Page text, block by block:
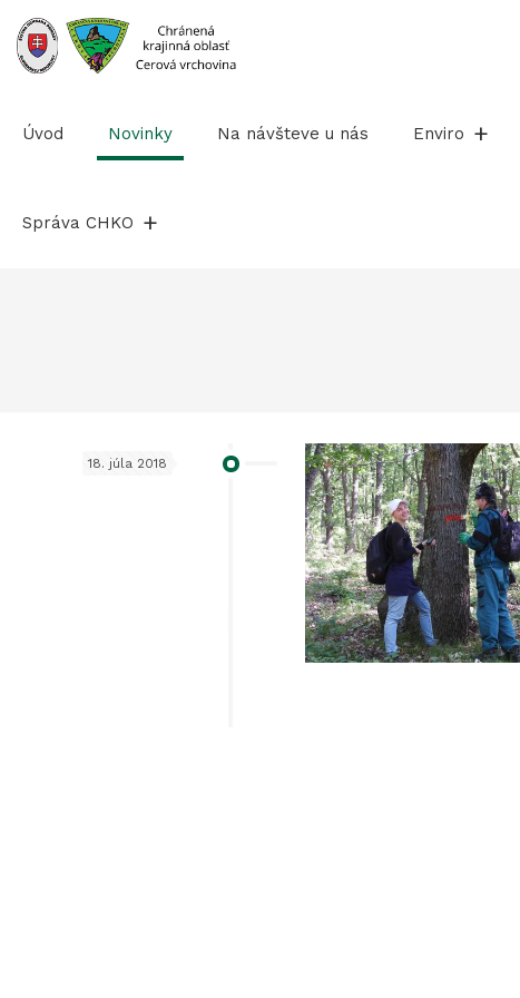
na
obsah
Úvod Novinky Na návšteve u nás Enviro
Správa CHKO
18. júla 2018